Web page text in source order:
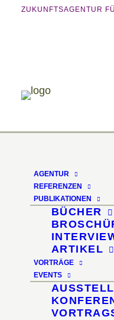
ZUKUNFTSAGENTUR
AGENTUR
REFERENZEN
PUBLIKATIONEN
BÜCHER
ARTIKEL
VORTRÄGE
EVENTS
Biozirkuläre
für die
Designers